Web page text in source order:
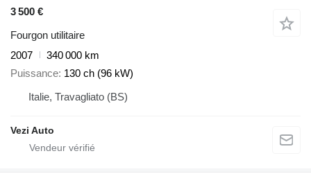
3 500 €
Fourgon utilitaire
2007
340 000 km
Puissance 130 ch (96 kW)
Italie, Travagliato (BS)
Vezi Auto